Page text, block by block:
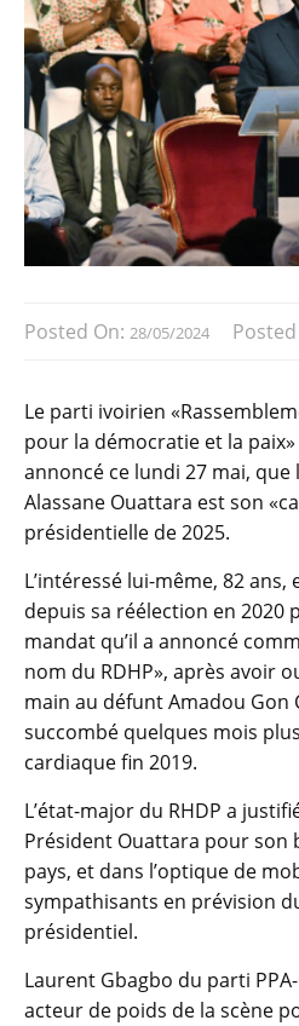
Posted On: 28/05/2024 Posted
Le parti ivoirien
pour la démocratie et la
annoncé ce lundi 27 mai,
Alassane Ouattara est son
présidentielle de 2025.
L’intéressé lui-même, 82
depuis sa réélection en 2020
mandat qu’il a annoncé
nom du RDHP», après avoir
main au défunt Amadou Gon
succombé quelques mois
cardiaque fin 2019.
L’état-major du RHDP a
Président Ouattara pour son
pays, et dans l’optique de
sympathisants en prévision
présidentiel.
Laurent Gbagbo du parti
acteur de poids de la scène